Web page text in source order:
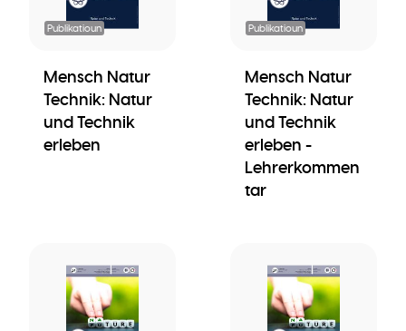
Publikatioun
Mensch Natur
Technik: Natur
und Technik
erleben
Publikatioun
Mensch Natur
Technik: Natur
und Technik
erleben -
Lehrerkommen
tar